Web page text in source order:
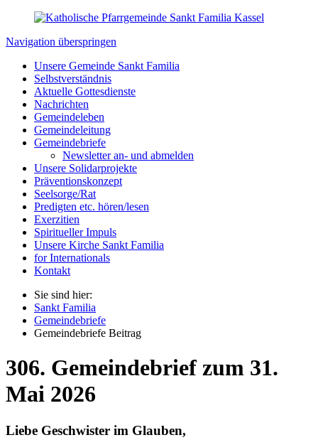
Navigation überspringen
Unsere Gemeinde Sankt Familia
Selbstverständnis
Aktuelle Gottesdienste
Nachrichten
Gemeindeleben
Gemeindeleitung
Gemeindebriefe
Newsletter an- und abmelden
Unsere Solidarprojekte
Präventionskonzept
Seelsorge/Rat
Predigten etc. hören/lesen
Exerzitien
Spiritueller Impuls
Unsere Kirche Sankt Familia
for Internationals
Kontakt
Sie sind hier:
Sankt Familia
Gemeindebriefe
Gemeindebriefe Beitrag
306. Gemeindebrief zum 31.
Mai 2026
Liebe Geschwister im Glauben,